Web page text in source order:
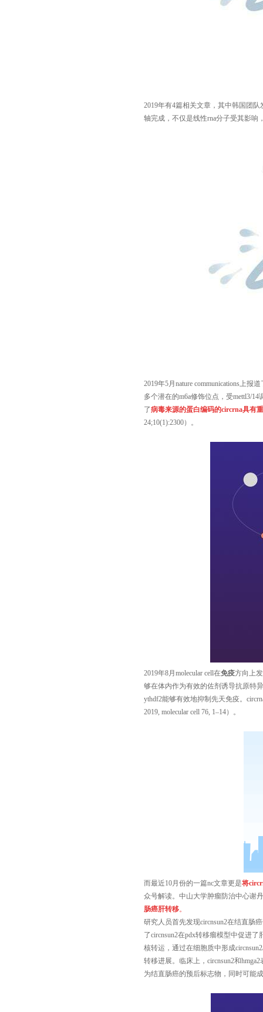
2019年有4篇相关文章，其中韩国团队
轴完成，不仅是线性rna分子受其影响
2019年5月nature communications上报
多个潜在的m6a修饰位点，受mettl3/
了病毒来源的蛋白编码的circrna具有
24;10(1):2300）。
2019年8月molecular cell在免疫方向上
够在体内作为有效的佐剂诱导抗原特
ythdf2能够有效地抑制先天免疫。
2019, molecular cell 76, 1–14）。
而最近10月份的一篇nc文章更是将
众号解读。中山大学肿瘤防治中心谢
肠癌肝转移。
研究人员首先发现circnsun2在结直肠
了circnsun2在pdx转移瘤模型中促进
核转运，通过在细胞质中形成
转移进展。临床上，circnsun2和
为结直肠癌的预后标志物，同时可能